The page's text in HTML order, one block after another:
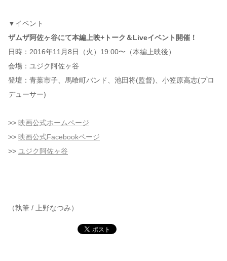
▼イベント
ザムザ阿佐ヶ谷にて本編上映+トーク＆Liveイベント開催！
日時：2016年11月8日（火）19:00〜（本編上映後）
会場：ユジク阿佐ヶ谷
登壇：青葉市子、馬喰町バンド、池田将(監督)、小笠原高志(プロ
デューサー)
>> 映画公式ホームページ
>> 映画公式Facebookページ
>> ユジク阿佐ヶ谷
（執筆 / 上野なつみ）